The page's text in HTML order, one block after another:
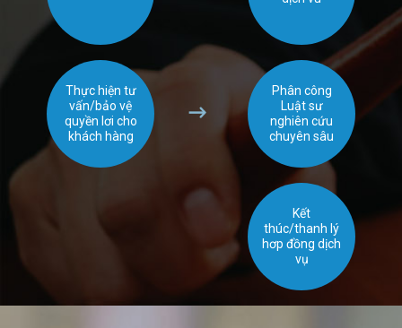
Phân công
Luật sư
nghiên cứu
chuyên sâu
Thực hiện tư
vấn/bảo vệ
quyền lơi cho
khách hàng
Kết
thúc/thanh lý
hơp đồng dịch
vụ